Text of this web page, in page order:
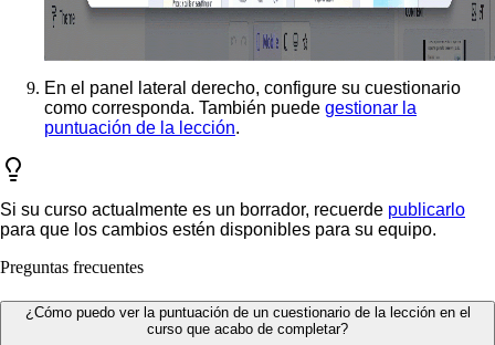
En el panel lateral derecho, configure su cuestionario
como corresponda. También puede gestionar la
puntuación de la lección.
Si su curso actualmente es un borrador, recuerde publicarlo
para que los cambios estén disponibles para su equipo.
Preguntas frecuentes
¿Cómo puedo ver la puntuación de un cuestionario de la lección en el
curso que acabo de completar?